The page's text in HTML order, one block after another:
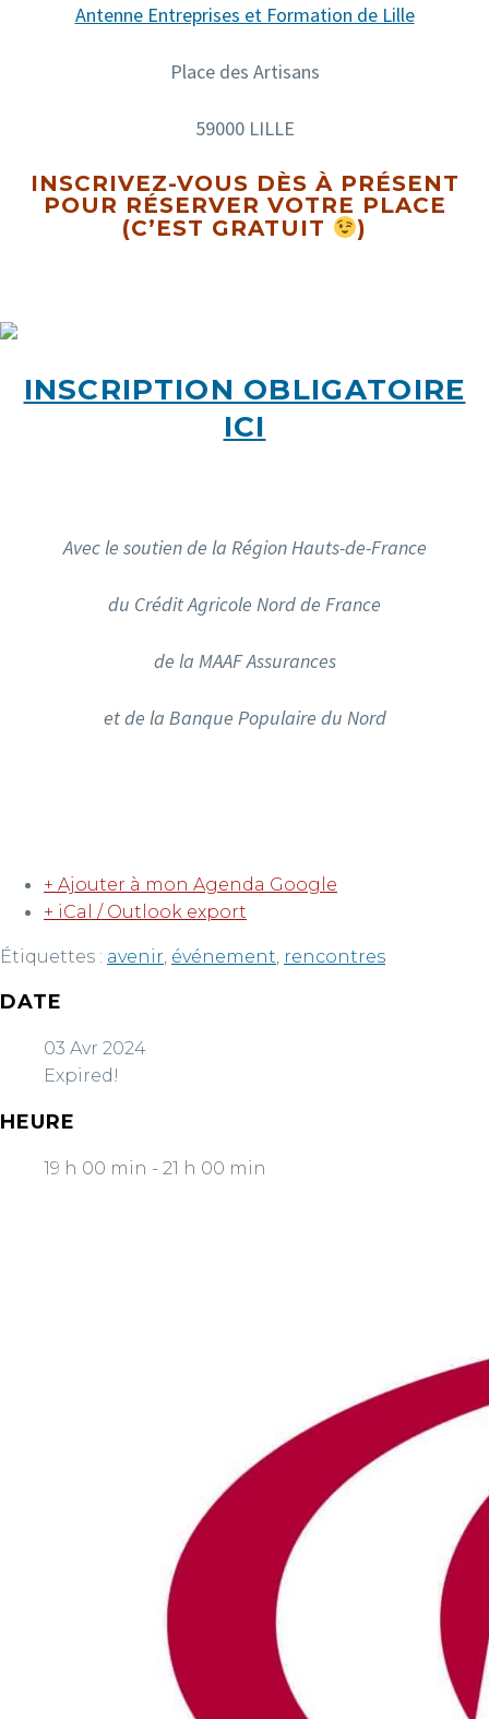
Antenne Entreprises et Formation de Lille
Place des Artisans
59000 LILLE
INSCRIVEZ-VOUS DÈS À PRÉSENT
POUR RÉSERVER VOTRE PLACE
(C’EST GRATUIT
)
INSCRIPTION OBLIGATOIRE
ICI
Avec le soutien de la Région Hauts-de-France
du Crédit Agricole Nord de France
de la MAAF Assurances
et de la Banque Populaire du Nord
+ Ajouter à mon Agenda Google
+ iCal / Outlook export
Étiquettes : avenir événement rencontres
DATE
03 Avr 2024
Expired!
HEURE
19 h 00 min - 21 h 00 min